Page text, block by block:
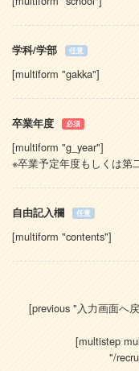
学科/学部 任意
[multiform "gakka"]
卒業年度 必須
[multiform "g_year"]
※卒業予定年度もしくは第
自由記入欄 任意
[multiform "contents"]
[previous "入力画面へ
[multistep
"/